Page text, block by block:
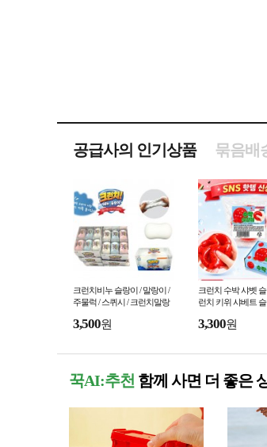
공급사의 인기상품 묶음배
크런치비누 슬랑이 / 말랑이 /
주물럭 / 스퀴시 / 크런치말랑
젯토이
3,500원
크런치 수박 샤벳
런치 키위 샤베트
3,300원
꾹AI:추천 함께 사면 더 좋은